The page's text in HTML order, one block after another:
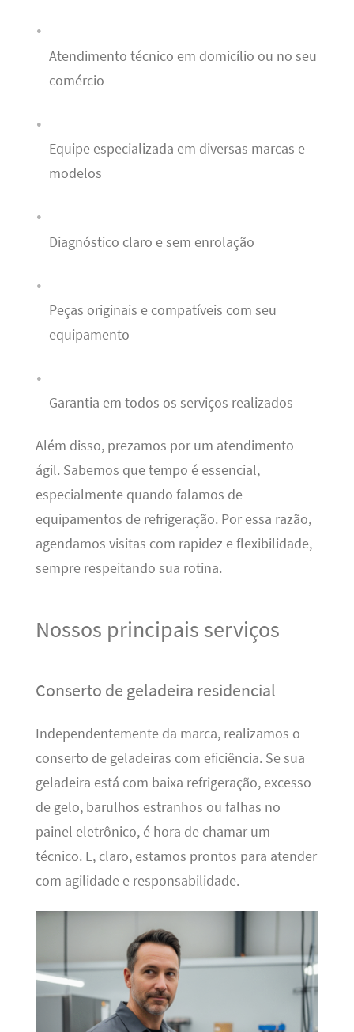
Atendimento técnico em domicílio ou no seu
comércio
Equipe especializada em diversas marcas e
modelos
Diagnóstico claro e sem enrolação
Peças originais e compatíveis com seu
equipamento
Garantia em todos os serviços realizados
Além disso, prezamos por um atendimento
ágil. Sabemos que tempo é essencial,
especialmente quando falamos de
equipamentos de refrigeração. Por essa razão,
agendamos visitas com rapidez e flexibilidade,
sempre respeitando sua rotina.
Nossos principais serviços
Conserto de geladeira residencial
Independentemente da marca, realizamos o
conserto de geladeiras com eficiência. Se sua
geladeira está com baixa refrigeração, excesso
de gelo, barulhos estranhos ou falhas no
painel eletrônico, é hora de chamar um
técnico. E, claro, estamos prontos para atender
com agilidade e responsabilidade.